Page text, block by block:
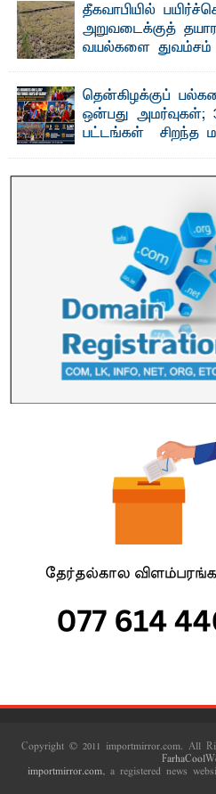
தீகவாபியில்
அறுவடைக்குத்
வயல்களை
காணப்பட்ட பல ...தென்கிழக்குப்
ஒன்பது அமர்வுகள்;
பட்டங்கள் – சிறந்த
மற்றும் சிறப்புப் பரிசுகள்
Copyright © 2011 importmirror.com. All
importmirror.com, a registered news